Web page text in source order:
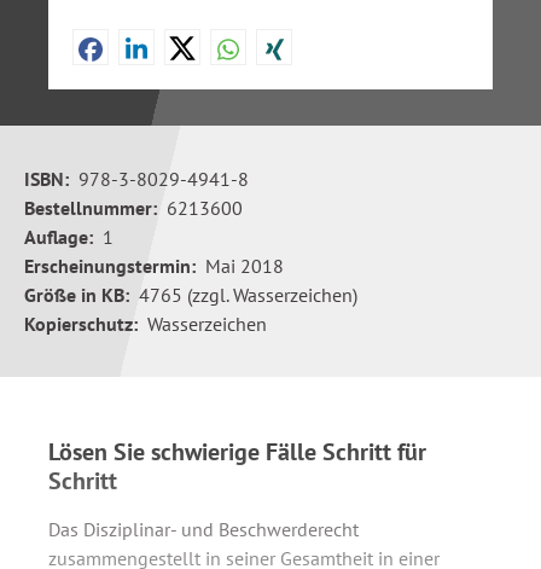
ISBN: 978-3-8029-4941-8
Bestellnummer: 6213600
Auflage: 1
Erscheinungstermin: Mai 2018
Größe in KB: 4765 (zzgl. Wasserzeichen)
Kopierschutz: Wasserzeichen
Lösen Sie schwierige Fälle Schritt für
Schritt
Das Disziplinar- und Beschwerderecht
zusammengestellt in seiner Gesamtheit in einer